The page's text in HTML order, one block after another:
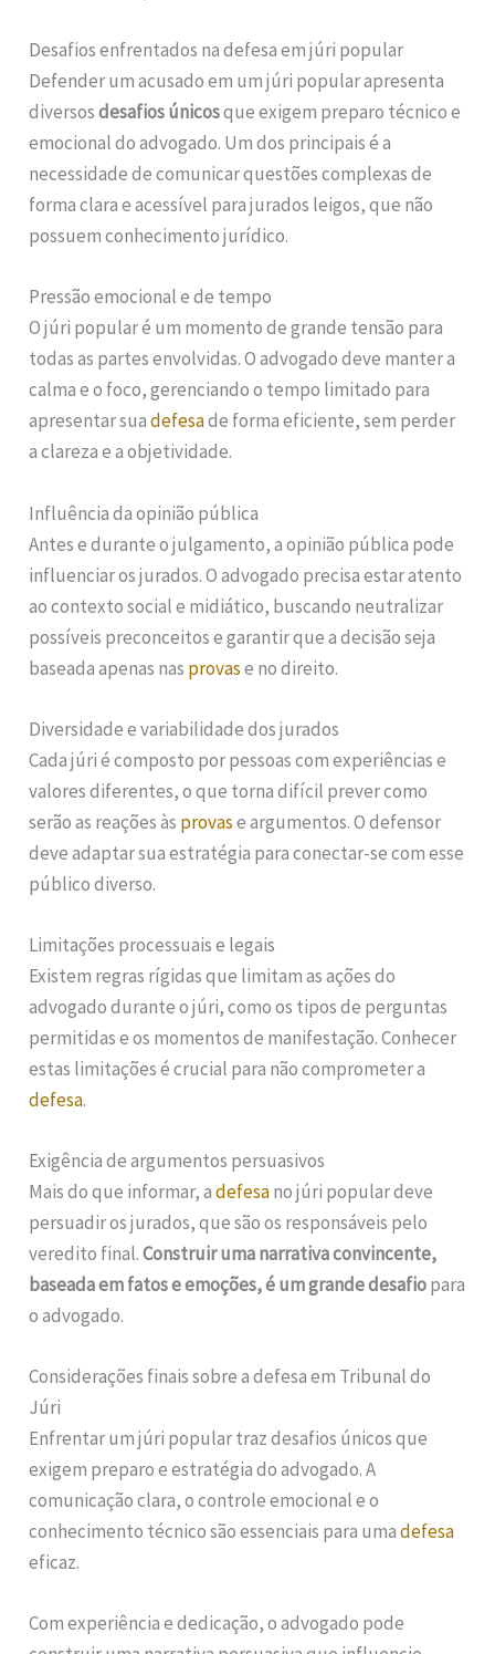
Desafios enfrentados na defesa em júri popular
Defender um acusado em um júri popular apresenta
diversosdesafios únicosque exigem preparo técnico e
emocional do advogado. Um dos principais é a
necessidade de comunicar questões complexas de
forma clara e acessível para jurados leigos, que não
possuem conhecimento jurídico.
Pressão emocional e de tempo
O júri popular é um momento de grande tensão para
todas as partes envolvidas. O advogado deve manter a
calma e o foco, gerenciando o tempo limitado para
apresentar suadefesade forma eficiente, sem perder
a clareza e a objetividade.
Influência da opinião pública
Antes e durante o julgamento, a opinião pública pode
influenciar os jurados. O advogado precisa estar atento
ao contexto social e midiático, buscando neutralizar
possíveis preconceitos e garantir que a decisão seja
baseada apenas nas provase no direito.
Diversidade e variabilidade dos jurados
Cada júri é composto por pessoas com experiências e
valores diferentes, o que torna difícil prever como
serão as reações às provase argumentos. O defensor
deve adaptar sua estratégia para conectar-se com esse
público diverso.
Limitações processuais e legais
Existem regras rígidas que limitam as ações do
advogado durante o júri, como os tipos de perguntas
permitidas e os momentos de manifestação. Conhecer
estas limitações é crucial para não comprometer a
defesa.
Exigência de argumentos persuasivos
Mais do que informar, adefesano júri popular deve
persuadir os jurados, que são os responsáveis pelo
veredito final.Construir uma narrativa convincente,
baseada em fatos e emoções, é um grande desafiopara
o advogado.
Considerações finais sobre a defesa em Tribunal do
Júri
Enfrentar um júri popular traz desafios únicos que
exigem preparo e estratégia do advogado. A
comunicação clara, o controle emocional e o
conhecimento técnico são essenciais para umadefesa
eficaz.
Com experiência e dedicação, o advogado pode